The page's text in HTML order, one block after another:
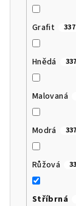
Grafit 337
Hnědá 337
Malovaná
Modrá 337
Růžová
Stříbrná